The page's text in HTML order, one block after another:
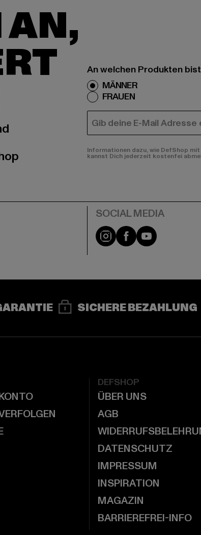
AN,
An welchen Produkten
MÄNNER
FRAUEN
E-MAIL
Informationen dazu, wie DefShop
kannst Dich jederzeit kostenfei
Instagram
FacebookYouTube
SICHERE BEZAHLUNG
DEFSHOP
ÜBER UNS
AGB
DATENSCHUTZ
IMPRESSUM
INSPIRATION
MAGAZIN
BARRIEREFREI-INFO